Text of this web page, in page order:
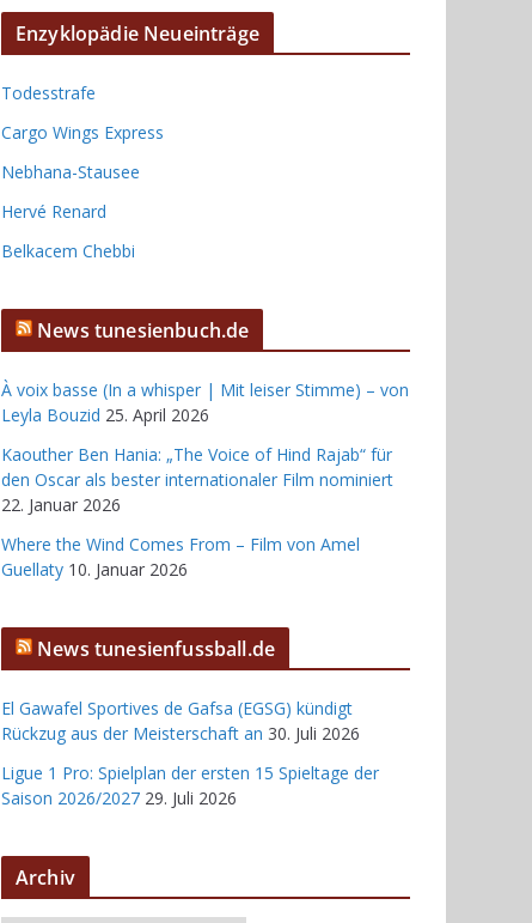
Enzyklopädie Neueinträge
Todesstrafe
Cargo Wings Express
Nebhana-Stausee
Hervé Renard
Belkacem Chebbi
News tunesienbuch.de
À voix basse (In a whisper | Mit leiser Stimme) – von
Leyla Bouzid 25. April 2026
Kaouther Ben Hania: „The Voice of Hind Rajab“ für
den Oscar als bester internationaler Film nominiert
22. Januar 2026
Where the Wind Comes From – Film von Amel
Guellaty 10. Januar 2026
News tunesienfussball.de
El Gawafel Sportives de Gafsa (EGSG) kündigt
Rückzug aus der Meisterschaft an 30. Juli 2026
Ligue 1 Pro: Spielplan der ersten 15 Spieltage der
Saison 2026/2027 29. Juli 2026
Archiv